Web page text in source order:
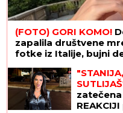
(FOTO) GORI KOMO!
zapalila društvene
fotke iz Italije, bujni
zatečena